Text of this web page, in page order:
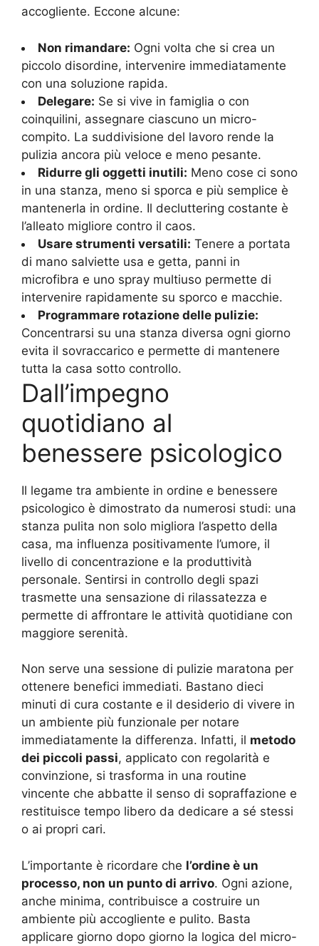
accogliente. Eccone alcune:
Non rimandare: Ogni volta che si crea un
piccolo disordine, intervenire immediatamente
con una soluzione rapida.
Delegare: Se si vive in famiglia o con
coinquilini, assegnare ciascuno un micro-
compito. La suddivisione del lavoro rende la
pulizia ancora più veloce e meno pesante.
Ridurre gli oggetti inutili: Meno cose ci sono
in una stanza, meno si sporca e più semplice è
mantenerla in ordine. Il decluttering costante è
l’alleato migliore contro il caos.
Usare strumenti versatili: Tenere a portata
di mano salviette usa e getta, panni in
microfibra e uno spray multiuso permette di
intervenire rapidamente su sporco e macchie.
Programmare rotazione delle pulizie:
Concentrarsi su una stanza diversa ogni giorno
evita il sovraccarico e permette di mantenere
tutta la casa sotto controllo.
Dall’impegno
quotidiano al
benessere psicologico
Il legame tra ambiente in ordine e benessere
psicologico è dimostrato da numerosi studi: una
stanza pulita non solo migliora l’aspetto della
casa, ma influenza positivamente l’umore, il
livello di concentrazione e la produttività
personale. Sentirsi in controllo degli spazi
trasmette una sensazione di rilassatezza e
permette di affrontare le attività quotidiane con
maggiore serenità.
Non serve una sessione di pulizie maratona per
ottenere benefici immediati. Bastano dieci
minuti di cura costante e il desiderio di vivere in
un ambiente più funzionale per notare
immediatamente la differenza. Infatti, il metodo
dei piccoli passi, applicato con regolarità e
convinzione, si trasforma in una routine
vincente che abbatte il senso di sopraffazione e
restituisce tempo libero da dedicare a sé stessi
o ai propri cari.
L’importante è ricordare che l’ordine è un
processo, non un punto di arrivo. Ogni azione,
anche minima, contribuisce a costruire un
ambiente più accogliente e pulito. Basta
applicare giorno dopo giorno la logica del micro-